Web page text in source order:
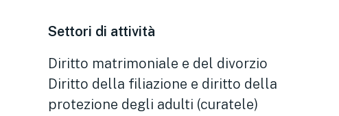
Settori di attività
Diritto matrimoniale e del divorzio
Diritto della filiazione e diritto della
protezione degli adulti (curatele)